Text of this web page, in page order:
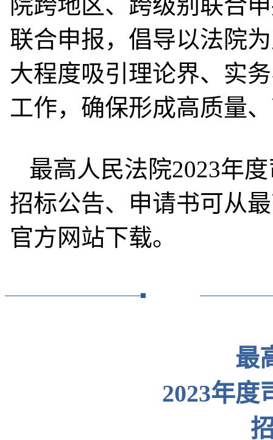
联合申报，倡导以法院
大程度吸引理论界、实
工作，确保形成高质量
最高人民法院2023年
招标公告、申请书可从
官方网站下载。
最
2023年度